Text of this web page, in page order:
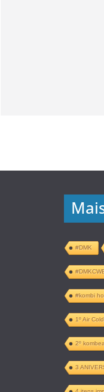
#DMK
#kombi
1º Air
2º
3